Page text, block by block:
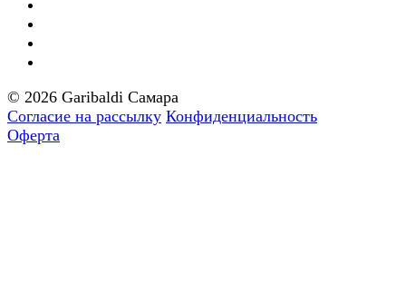
© 2026 Garibaldi Самара
Согласие на рассылку Конфиденциальность
Оферта